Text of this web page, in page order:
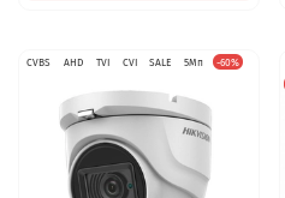
CVBS AHD TVI CVI SALE 5Мп -60%